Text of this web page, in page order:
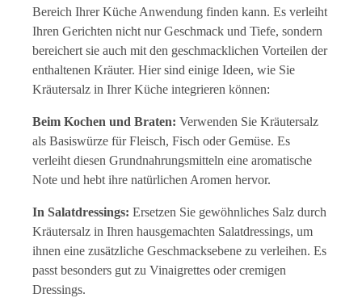
Bereich Ihrer Küche Anwendung finden kann. Es verleiht
Ihren Gerichten nicht nur Geschmack und Tiefe, sondern
bereichert sie auch mit den geschmacklichen Vorteilen der
enthaltenen Kräuter. Hier sind einige Ideen, wie Sie
Kräutersalz in Ihrer Küche integrieren können:
Beim Kochen und Braten: Verwenden Sie Kräutersalz
als Basiswürze für Fleisch, Fisch oder Gemüse. Es
verleiht diesen Grundnahrungsmitteln eine aromatische
Note und hebt ihre natürlichen Aromen hervor.
In Salatdressings: Ersetzen Sie gewöhnliches Salz durch
Kräutersalz in Ihren hausgemachten Salatdressings, um
ihnen eine zusätzliche Geschmacksebene zu verleihen. Es
passt besonders gut zu Vinaigrettes oder cremigen
Dressings.